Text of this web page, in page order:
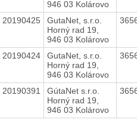
946 03 Kolárovo
20190425
GutaNet, s.r.o.
Horný rad 19,
946 03 Kolárovo
20190424
GutaNet, s.r.o.
Horný rad 19,
946 03 Kolárovo
20190391
GútaNet s.r.o.
Horný rad 19,
946 03 Kolárovo